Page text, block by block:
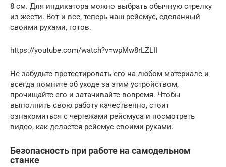
8 см. Для индикатора можно выбрать обычную стрелку
из жести. Вот и все, теперь наш рейсмус, сделанный
своими руками, готов.
https://youtube.com/watch?v=wpMw8rLZLII
Не забудьте протестировать его на любом материале и
всегда помните об уходе за этим устройством,
прочищайте его и затачивайте вовремя. Чтобы
выполнить свою работу качественно, стоит
ознакомиться с чертежами рейсмуса и посмотреть
видео, как делается рейсмус своими руками.
Безопасность при работе на самодельном
станке